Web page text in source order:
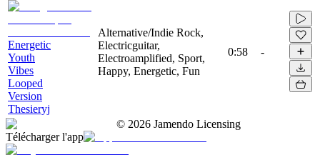
Energetic
Youth
Vibes
Looped
Version
Thesieryj
Alternative/Indie Rock,
Electricguitar,
Electroamplified, Sport,
Happy, Energetic, Fun
0:58 -
© 2026 Jamendo Licensing
Télécharger l'app